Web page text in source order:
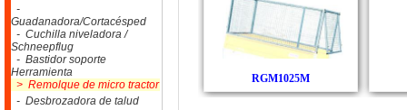
-
Guadanadora/Cortacésped
- Cuchilla niveladora /
Schneepflug
- Bastidor soporte
Herramienta
> Remolque de micro tractor
- Desbrozadora de talud
RGM1025M